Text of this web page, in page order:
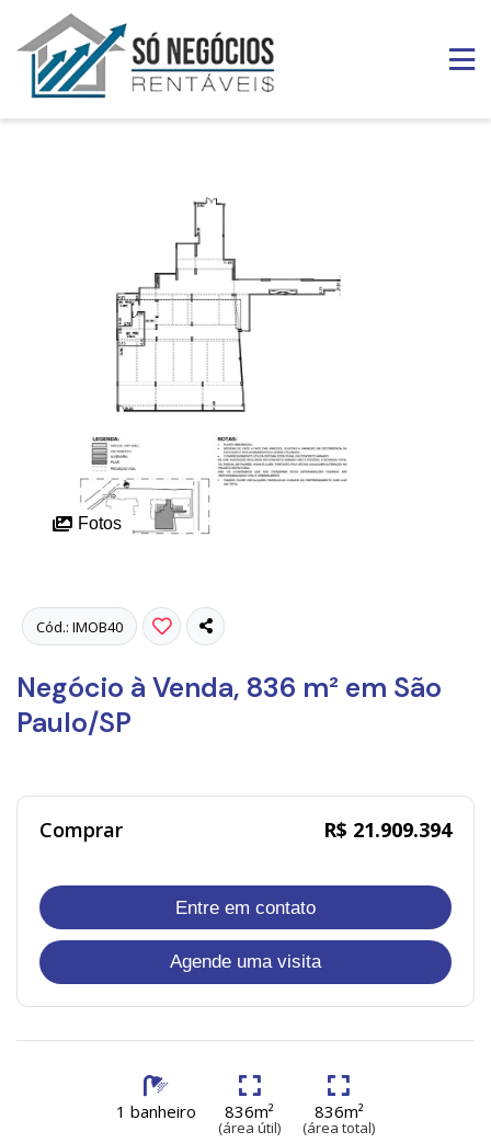
Fotos
Cód.: IMOB40
Negócio à Venda, 836 m² em São
Paulo/SP
Comprar R$ 21.909.394
Entre em contato
Agende uma visita
1 banheiro 836m²
(área útil)
836m²
(área total)